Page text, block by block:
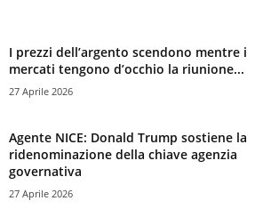
I prezzi dell’argento scendono mentre i
mercati tengono d’occhio la riunione...
27 Aprile 2026
Agente NICE: Donald Trump sostiene la
ridenominazione della chiave agenzia
governativa
27 Aprile 2026